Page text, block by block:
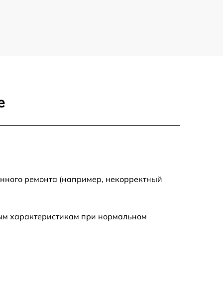
ремонта (например, некорректный
характеристикам при нормальном